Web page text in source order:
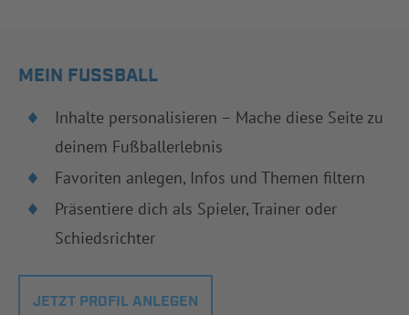
MEIN FUSSBALL
Inhalte personalisieren – Mache diese Seite zu
deinem Fußballerlebnis
Favoriten anlegen, Infos und Themen filtern
Präsentiere dich als Spieler, Trainer oder
Schiedsrichter
JETZT PROFIL ANLEGEN